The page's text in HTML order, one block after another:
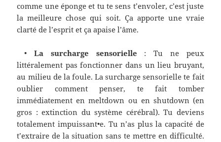
comme une éponge et tu te sens t’envoler, c’est juste
la meilleure chose qui soit. Ça apporte une vraie
clarté de l’esprit et ça apaise l’âme.
• La surcharge sensorielle :Tu ne peux
littéralement pas fonctionner dans un lieu bruyant,
au milieu de la foule. La surcharge sensorielle te fait
oublier comment penser, te fait tomber
immédiatement en meltdown ou en shutdown (en
gros : extinction du système cérébral). Tu deviens
totalement impuissant•e. Tu n’as plus la capacité de
t’extraire de la situation sans te mettre en difficulté.